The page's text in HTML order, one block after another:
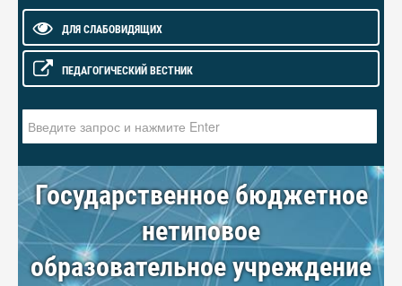
ДЛЯ СЛАБОВИДЯЩИХ
ПЕДАГОГИЧЕСКИЙ ВЕСТНИК
Государственное бюджетное
нетиповое
образовательное учреждение